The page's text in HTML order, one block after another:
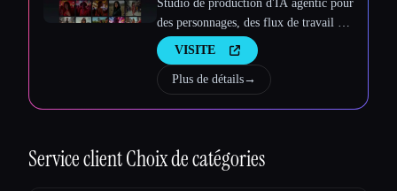
Studio de production d'IA agentic pour
des personnages, des flux de travail et
des vidéos cohérents
VISITE
Plus de détails→
Service clientChoix de catégories